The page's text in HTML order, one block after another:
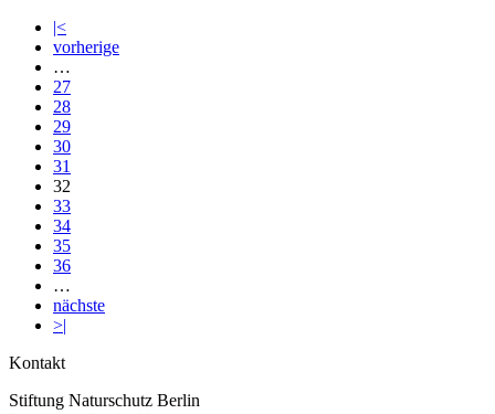
|<
vorherige
…
27
28
29
30
31
32
33
34
35
36
…
nächste
>|
Kontakt
Stiftung Naturschutz Berlin